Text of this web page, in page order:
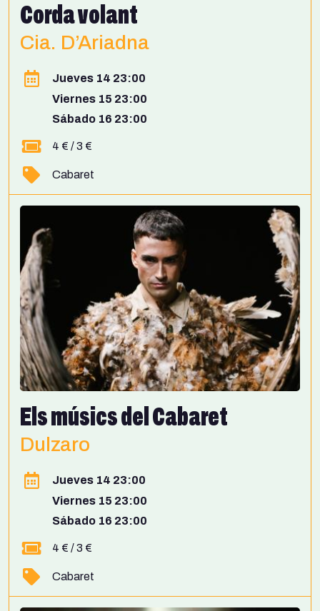
Corda volant
Cia. D’Ariadna
Jueves 14 23:00
Viernes 15 23:00
Sábado 16 23:00
4 € / 3 €
Cabaret
Els músics del Cabaret
Dulzaro
Jueves 14 23:00
Viernes 15 23:00
Sábado 16 23:00
4 € / 3 €
Cabaret